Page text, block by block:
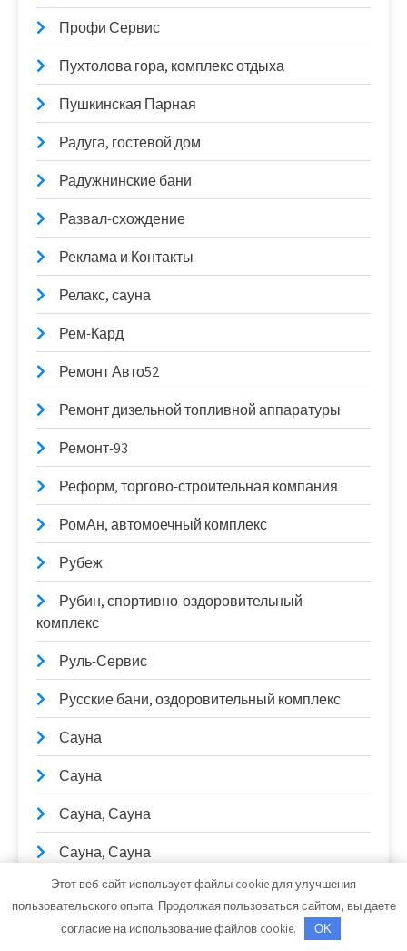
Профи Сервис
Пухтолова гора, комплекс отдыха
Пушкинская Парная
Радуга, гостевой дом
Радужнинские бани
Развал-схождение
Реклама и Контакты
Релакс, сауна
Рем-Кард
Ремонт Авто52
Ремонт дизельной топливной аппаратуры
Ремонт-93
Реформ, торгово-строительная компания
РомАн, автомоечный комплекс
Рубеж
Рубин, спортивно-оздоровительный
комплекс
Руль-Сервис
Русские бани, оздоровительный комплекс
Сауна
Сауна
Сауна, Сауна
Сауна, Сауна
Сауна, Сауна
Сауны Питера, оздоровительный комплекс
Этот веб-сайт использует файлы cookie для улучшения
пользовательского опыта. Продолжая пользоваться сайтом, вы даете
согласие на использование файлов cookie.
OK